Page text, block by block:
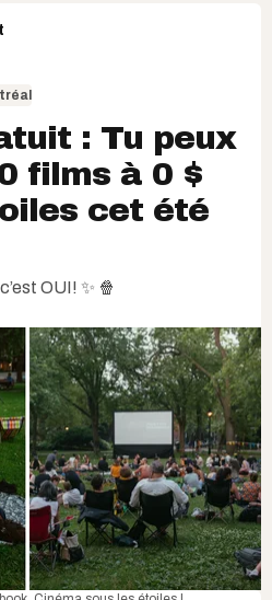
: Tu peux
films à 0 $
cet été
OUI! ✨ 🍿